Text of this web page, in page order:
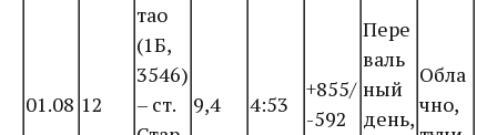
01.08 12
тао
(1Б,
3546)
– ст.
9,4 4:53
+855/
-592
Пере
валь
ный
день,
Обла
чно,